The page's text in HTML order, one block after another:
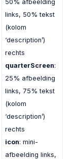
50% afbeelding
links, 50% tekst
(kolom
‘description’)
rechts
quarterScreen:
25% afbeelding
links, 75% tekst
(kolom
‘description’)
rechts
icon: mini-
afbeelding links,